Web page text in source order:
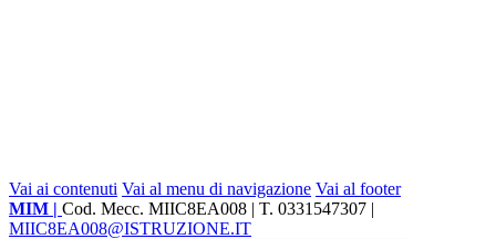
Vai ai contenuti Vai al menu di navigazione Vai al footer
MIM | Cod. Mecc. MIIC8EA008 | T. 0331547307 |
MIIC8EA008@ISTRUZIONE.IT